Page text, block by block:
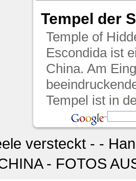
Tempel der
Temple of
Escondida ist
China. Am
Tempel ist in
versteckt - -
- FOTOS